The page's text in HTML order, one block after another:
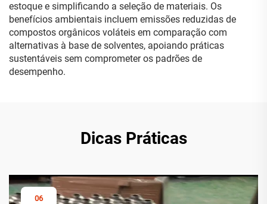
estoque e simplificando a seleção de materiais. Os
benefícios ambientais incluem emissões reduzidas de
compostos orgânicos voláteis em comparação com
alternativas à base de solventes, apoiando práticas
sustentáveis sem comprometer os padrões de
desempenho.
Dicas Práticas
06